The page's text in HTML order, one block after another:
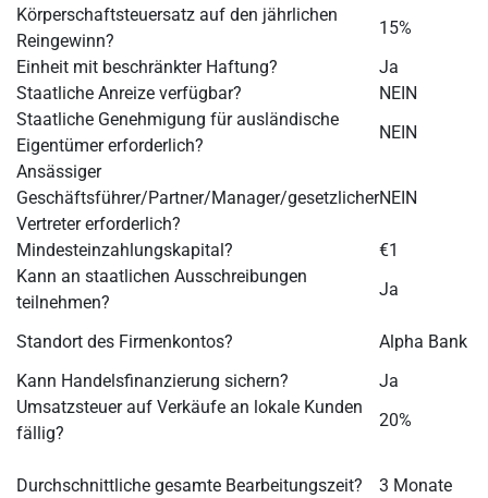
Körperschaftsteuersatz auf den jährlichen
Reingewinn?
15%
Einheit mit beschränkter Haftung?
Ja
Staatliche Anreize verfügbar?
NEIN
Staatliche Genehmigung für ausländische
Eigentümer erforderlich?
NEIN
Ansässiger
Geschäftsführer/Partner/Manager/gesetzlicher
Vertreter erforderlich?
NEIN
Mindesteinzahlungskapital?
€1
Kann an staatlichen Ausschreibungen
teilnehmen?
Ja
Standort des Firmenkontos?
Alpha Bank
Kann Handelsfinanzierung sichern?
Ja
Umsatzsteuer auf Verkäufe an lokale Kunden
fällig?
20%
Durchschnittliche gesamte Bearbeitungszeit? 3 Monate